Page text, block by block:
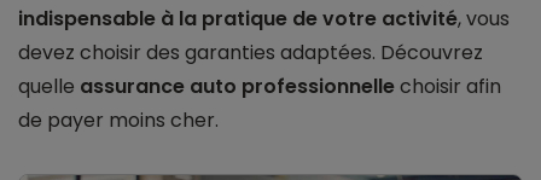
indispensable à la pratique de votre activité, vous
devez choisir des garanties adaptées. Découvrez
quelle assurance auto professionnellechoisir afin
de payer moins cher.